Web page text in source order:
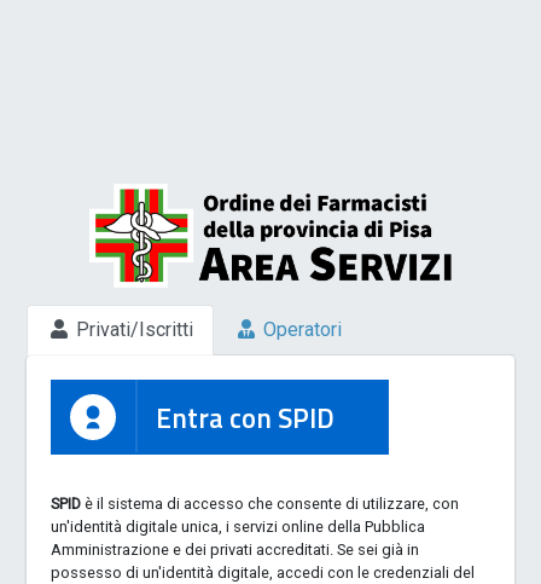
Privati/Iscritti Operatori
Entra con SPID
SPID è il sistema di accesso che consente di utilizzare, con
un'identità digitale unica, i servizi online della Pubblica
Amministrazione e dei privati accreditati. Se sei già in
possesso di un'identità digitale, accedi con le credenziali del